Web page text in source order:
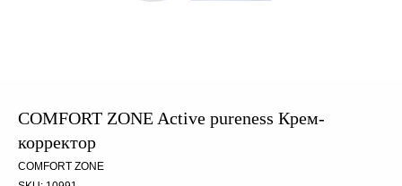
COMFORT ZONE Active pureness Крем-
корректор
COMFORT ZONE